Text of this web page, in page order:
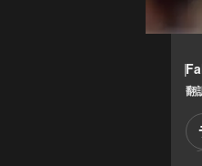
翻